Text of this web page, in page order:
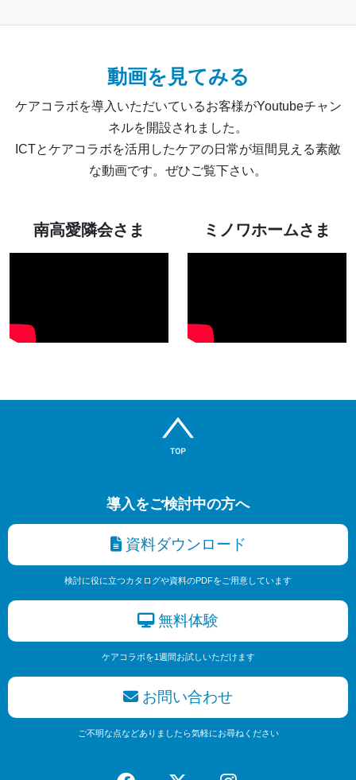
動画を見てみる
ケアコラボを導入いただいているお客様がYoutubeチャン
ネルを開設されました。
ICTとケアコラボを活用したケアの日常が垣間見える素敵
な動画です。ぜひご覧下さい。
南高愛隣会さま ミノワホームさま
導入をご検討中の方へ
資料ダウンロード
検討に役に立つカタログや資料のPDFをご用意しています
無料体験
ケアコラボを1週間お試しいただけます
お問い合わせ
ご不明な点などありましたら気軽にお尋ねください